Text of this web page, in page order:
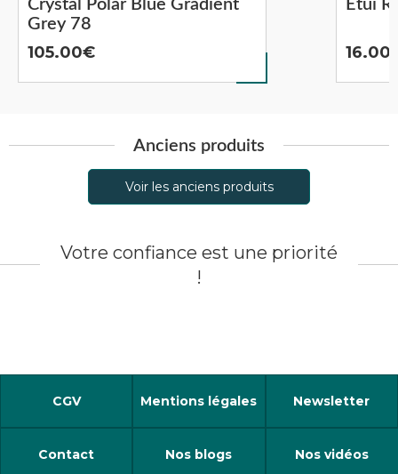
Crystal Polar Blue Gradient
Grey 78
105.00
Etui
16.00
Anciens produits
Voir les anciens produits
Votre confiance est une priorité
!
CGV Mentions légales Newsletter
Contact Nos blogs Nos vidéos